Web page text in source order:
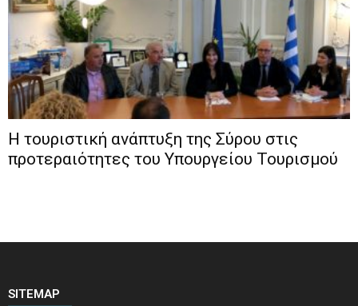
Η τουριστική ανάπτυξη της Σύρου στις
προτεραιότητες του Υπουργείου Τουρισμού
SITEMAP